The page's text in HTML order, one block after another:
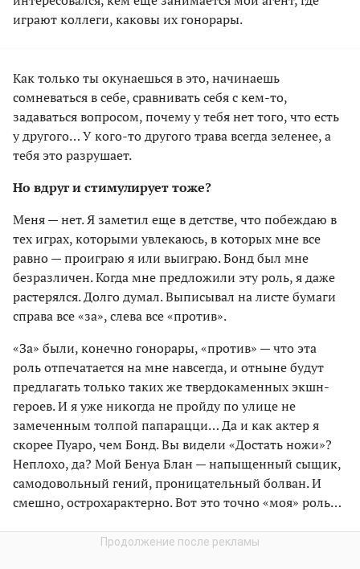
играют коллеги, каковы их гонорары.
Как только ты окунаешься в это, начинаешь
сомневаться в себе, сравнивать себя с кем-то,
задаваться вопросом, почему у тебя нет того, что есть
у другого… У кого-то другого трава всегда зеленее, а
тебя это разрушает.
Но вдруг и стимулирует тоже?
Меня — нет. Я заметил еще в детстве, что побеждаю в
тех играх, которыми увлекаюсь, в которых мне все
равно — проиграю я или выиграю. Бонд был мне
безразличен. Когда мне предложили эту роль, я даже
растерялся. Долго думал. Выписывал на листе бумаги
справа все «за», слева все «против».
«За» были, конечно гонорары, «против» — что эта
роль отпечатается на мне навсегда, и отныне будут
предлагать только таких же твердокаменных экшн-
героев. И я уже никогда не пройду по улице не
замеченным толпой папарацци… Да и как актер я
скорее Пуаро, чем Бонд. Вы видели «Достать ножи»?
Неплохо, да? Мой Бенуа Блан — напыщенный сыщик,
самодовольный гений, проницательный болван. И
смешно, острохарактерно. Вот это точно «моя» роль…